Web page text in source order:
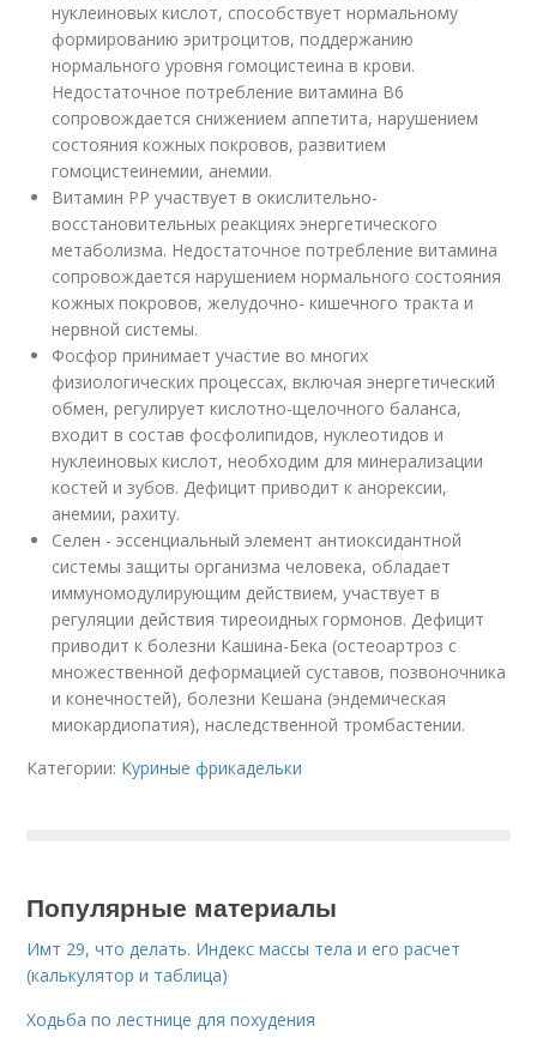
нуклеиновых кислот, способствует нормальному
формированию эритроцитов, поддержанию
нормального уровня гомоцистеина в крови.
Недостаточное потребление витамина В6
сопровождается снижением аппетита, нарушением
состояния кожных покровов, развитием
гомоцистеинемии, анемии.
Витамин РР участвует в окислительно-
восстановительных реакциях энергетического
метаболизма. Недостаточное потребление витамина
сопровождается нарушением нормального состояния
кожных покровов, желудочно- кишечного тракта и
нервной системы.
Фосфор принимает участие во многих
физиологических процессах, включая энергетический
обмен, регулирует кислотно-щелочного баланса,
входит в состав фосфолипидов, нуклеотидов и
нуклеиновых кислот, необходим для минерализации
костей и зубов. Дефицит приводит к анорексии,
анемии, рахиту.
Селен - эссенциальный элемент антиоксидантной
системы защиты организма человека, обладает
иммуномодулирующим действием, участвует в
регуляции действия тиреоидных гормонов. Дефицит
приводит к болезни Кашина-Бека (остеоартроз с
множественной деформацией суставов, позвоночника
и конечностей), болезни Кешана (эндемическая
миокардиопатия), наследственной тромбастении.
Категории: Куриные фрикадельки
Популярные материалы
Имт 29, что делать. Индекс массы тела и его расчет
(калькулятор и таблица)
Ходьба по лестнице для похудения